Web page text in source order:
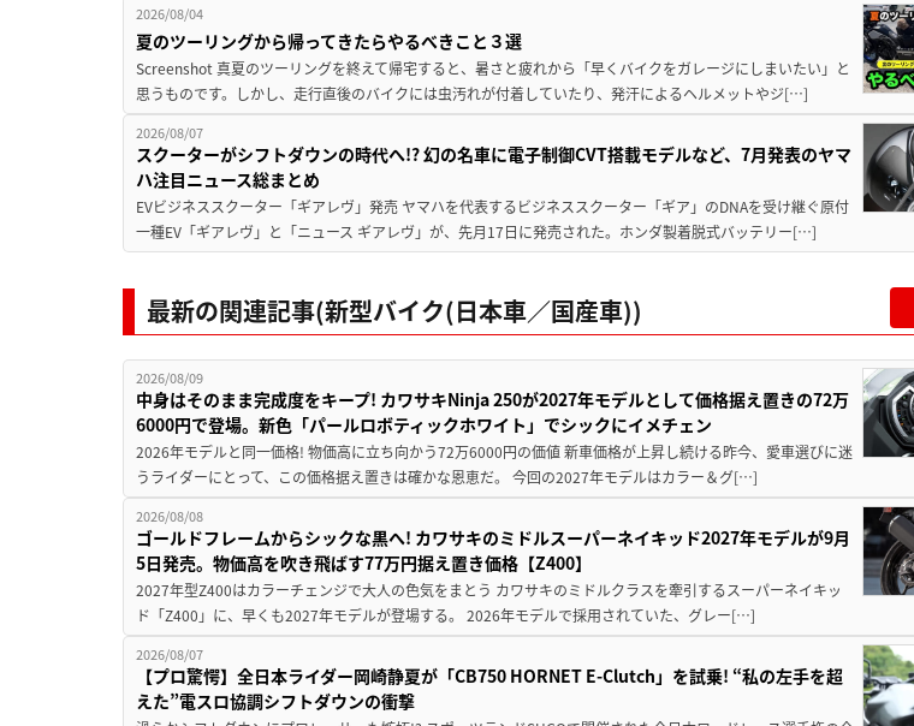
2026/08/04
夏のツーリングから帰ってきたらやるべきこと３選
Screenshot 真夏のツーリングを終えて帰宅すると、暑さと疲れから「早くバイクをガレージにしまいたい」と
思うものです。しかし、走行直後のバイクには虫汚れが付着していたり、発汗によるヘルメットやジ[…]
2026/08/07
スクーターがシフトダウンの時代へ!? 幻の名車に電子制御CVT搭載モデルなど、7月発表のヤマ
ハ注目ニュース総まとめ
EVビジネススクーター「ギアレヴ」発売 ヤマハを代表するビジネススクーター「ギア」のDNAを受け継ぐ原付
一種EV「ギアレヴ」と「ニュース ギアレヴ」が、先月17日に発売された。ホンダ製着脱式バッテリー[…]
最新の関連記事(新型バイク(日本車／国産車))
2026/08/09
中身はそのまま完成度をキープ! カワサキNinja 250が2027年モデルとして価格据え置きの72万
6000円で登場。新色「パールロボティックホワイト」でシックにイメチェン
2026年モデルと同一価格! 物価高に立ち向かう72万6000円の価値 新車価格が上昇し続ける昨今、愛車選びに迷
うライダーにとって、この価格据え置きは確かな恩恵だ。 今回の2027年モデルはカラー＆グ[…]
2026/08/08
ゴールドフレームからシックな黒へ! カワサキのミドルスーパーネイキッド2027年モデルが9月
5日発売。物価高を吹き飛ばす77万円据え置き価格【Z400】
2027年型Z400はカラーチェンジで大人の色気をまとう カワサキのミドルクラスを牽引するスーパーネイキッ
ド「Z400」に、早くも2027年モデルが登場する。 2026年モデルで採用されていた、グレー[…]
2026/08/07
【プロ驚愕】全日本ライダー岡崎静夏が「CB750 HORNET E-Clutch」を試乗! “私の左手を超
えた”電スロ協調シフトダウンの衝撃